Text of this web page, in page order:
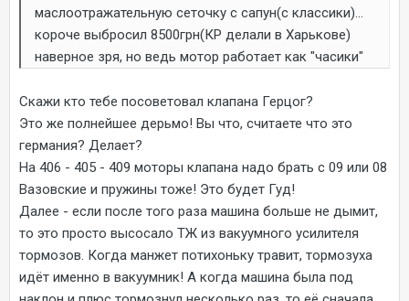
маслоотражательную сеточку с сапун(с классики)...
короче выбросил 8500грн(КР делали в Харькове)
наверное зря, но ведь мотор работает как "часики"
Скажи кто тебе посоветовал клапана Герцог?
Это же полнейшее дерьмо! Вы что, считаете что это
германия? Делает?
На 406 - 405 - 409 моторы клапана надо брать с 09 или 08
Вазовские и пружины тоже! Это будет Гуд!
Далее - если после того раза машина больше не дымит,
то это просто высосало ТЖ из вакуумного усилителя
тормозов. Когда манжет потихоньку травит, тормозуха
идёт именно в вакуумник! А когда машина была под